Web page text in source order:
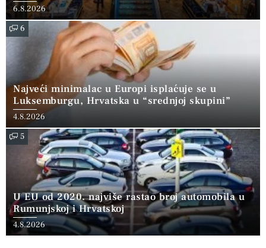
6.8.2026
6
Najveći minimalac u Europi isplaćuje se u
Luksemburgu, Hrvatska u “srednjoj skupini”
4.8.2026
5
U EU od 2020. najviše rastao broj automobila u
Rumunjskoj i Hrvatskoj
4.8.2026